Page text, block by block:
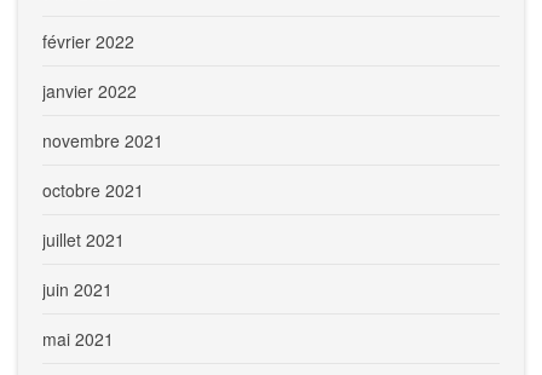
février 2022
janvier 2022
novembre 2021
octobre 2021
juillet 2021
juin 2021
mai 2021